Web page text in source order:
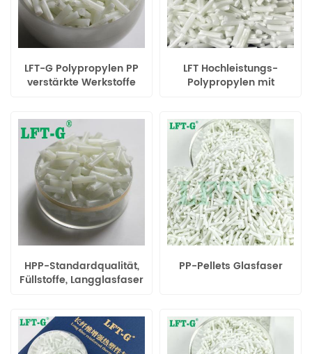
LFT-G Polypropylen PP
verstärkte Werkstoffe
LFT Hochleistungs-
Polypropylen mit
Spritzgussmasse
HPP-Standardqualität,
Füllstoffe, Langglasfaser
kunststoffverstärkte
Materialien
PP-Pellets Glasfaser